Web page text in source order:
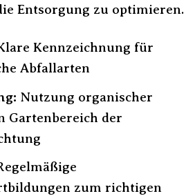
Entsorgung zu optimieren.
Kennzeichnung für
Abfallarten
Nutzung organischer
Gartenbereich der
zum richtigen